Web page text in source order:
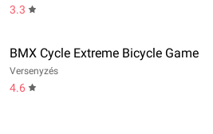
3.3
BMX Cycle Extreme Bicycle Game
Versenyzés
4.6